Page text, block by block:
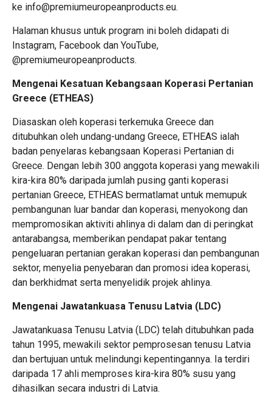
ke info@premiumeuropeanproducts.eu.
Halaman khusus untuk program ini boleh didapati di
Instagram, Facebook dan YouTube,
@premiumeuropeanproducts.
Mengenai Kesatuan Kebangsaan Koperasi Pertanian
Greece (ETHEAS)
Diasaskan oleh koperasi terkemuka Greece dan
ditubuhkan oleh undang-undang Greece, ETHEAS ialah
badan penyelaras kebangsaan Koperasi Pertanian di
Greece. Dengan lebih 300 anggota koperasi yang mewakili
kira-kira 80% daripada jumlah pusing ganti koperasi
pertanian Greece, ETHEAS bermatlamat untuk memupuk
pembangunan luar bandar dan koperasi, menyokong dan
mempromosikan aktiviti ahlinya di dalam dan di peringkat
antarabangsa, memberikan pendapat pakar tentang
pengeluaran pertanian gerakan koperasi dan pembangunan
sektor, menyelia penyebaran dan promosi idea koperasi,
dan berkhidmat serta menyelidik projek ahlinya.
Mengenai Jawatankuasa Tenusu Latvia (LDC)
Jawatankuasa Tenusu Latvia (LDC) telah ditubuhkan pada
tahun 1995, mewakili sektor pemprosesan tenusu Latvia
dan bertujuan untuk melindungi kepentingannya. Ia terdiri
daripada 17 ahli memproses kira-kira 80% susu yang
dihasilkan secara industri di Latvia.